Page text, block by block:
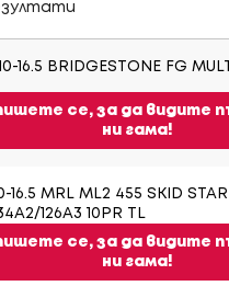
16.5 BRIDGESTONE FG
се, за да видите
ни гама!
16.5 MRL ML2 455 SKID STAR
126A3 10PR TL
се, за да видите
ни гама!